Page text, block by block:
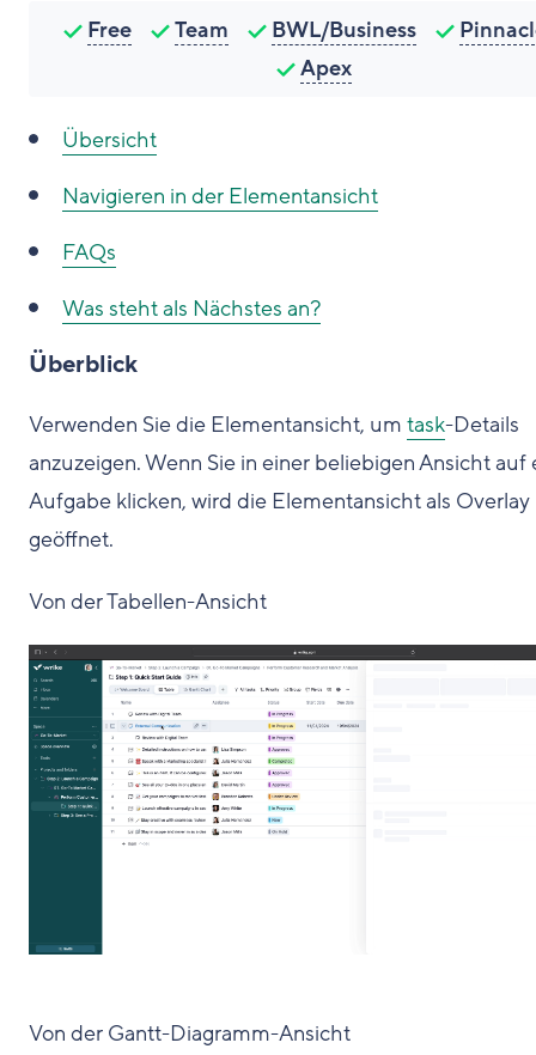
Free Team BWL/Business
Apex
Übersicht
Navigieren in der Elementansicht
FAQs
Was steht als Nächstes an?
Überblick
Verwenden Sie die Elementansicht, um task-Details
anzuzeigen. Wenn Sie in einer beliebigen Ansicht auf
Aufgabe klicken, wird die Elementansicht als Overlay
geöffnet.
Von der Tabellen-Ansicht
Von der Gantt-Diagramm-Ansicht